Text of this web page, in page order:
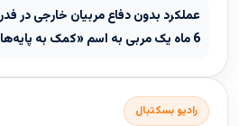
عملکرد بدون دفاع مربیان خارجی در
6 ماه یک مربی به اسم «کمک به پایه‌ها» تغییر می‌کند؟
رادیو بسکتبال